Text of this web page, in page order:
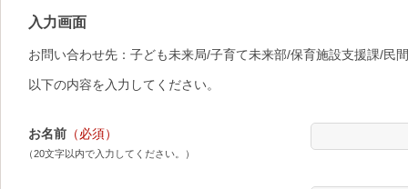
入力画面
お問い合わせ先：子ども未来局/子育て未来部/保育施設支援課/民
以下の内容を入力してください。
お名前 （必須）
（20文字以内で入力してください。）